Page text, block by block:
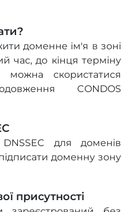
доменне ім'я в зоні
час, до кінця терміну
можна скористатися
CONDOS
для доменів
доменну зону
присутності